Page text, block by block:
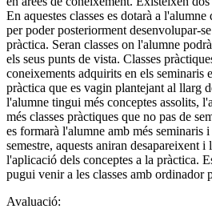
En aquestes classes es dotarà a l'alumne
per poder posteriorment desenvolupar-
pràctica. Seran classes on l'alumne
els seus punts de vista. Classes
coneixements adquirits en els seminaris
pràctica que es vagin plantejant al llarg
l'alumne tingui més conceptes assolits,
més classes pràctiques que no pas de
es formarà l'alumne amb més seminaris
semestre, aquests aniran desapareixent i
l'aplicació dels conceptes a la pràctica.
pugui venir a les classes amb ordinador
Avaluació: